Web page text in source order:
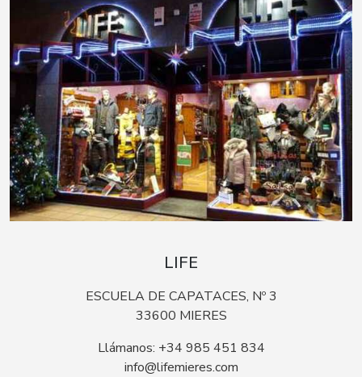
LIFE
ESCUELA DE CAPATACES, Nº 3
33600 MIERES
Llámanos: +34 985 451 834
info@lifemieres.com